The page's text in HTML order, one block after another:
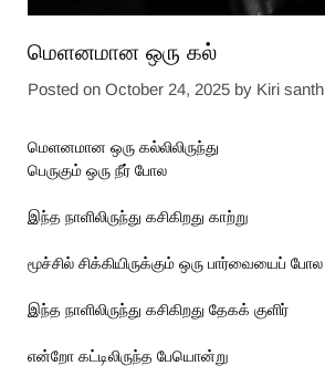
மெளனமான ஒரு கல்
Posted on October 24, 2025 by Kiri santh
மெளனமான ஒரு கல்லிலிருந்து
பெருகும் ஒரு நீர் போல
இந்த நாளிலிருந்து கசிகிறது காற்று
மூச்சில் சிக்கியிருக்கும் ஒரு பார்வையைப் போல
இந்த நாளிலிருந்து கசிகிறது தேகக் குளிர்
என்றோ கட்டிலிருந்த பேயொன்று